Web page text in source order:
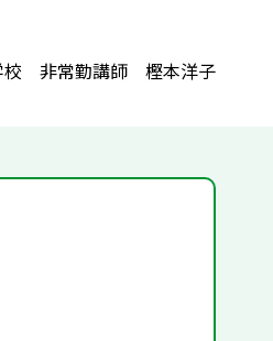
校 非常勤講師 樫本洋子